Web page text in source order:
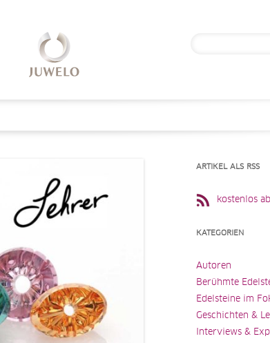
ARTIKEL ALS RSS
kostenlos
KATEGORIEN
Autoren
Berühmte
Edelsteine im
Geschichten &
Interviews &